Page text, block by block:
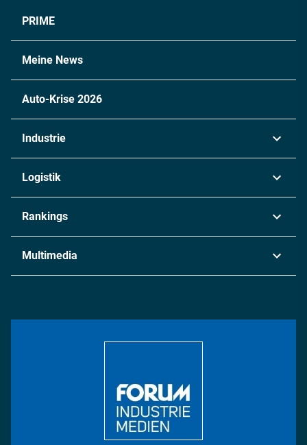
PRIME
Meine News
Auto-Krise 2026
Industrie
Chemie
Metall
Energie
Logistik
Rankings
Multimedia